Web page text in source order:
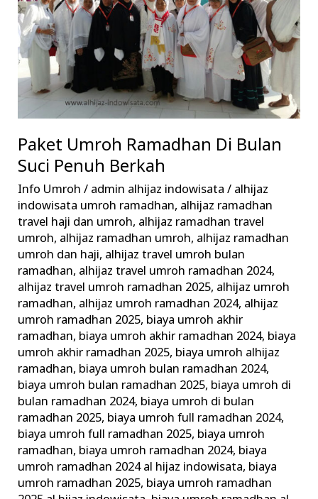
Paket Umroh Ramadhan Di Bulan
Suci Penuh Berkah
Info Umroh / admin alhijaz indowisata/ alhijaz
indowisata umroh ramadhan, alhijaz ramadhan
travel haji dan umroh, alhijaz ramadhan travel
umroh, alhijaz ramadhan umroh, alhijaz ramadhan
umroh dan haji, alhijaz travel umroh bulan
ramadhan, alhijaz travel umroh ramadhan 2024,
alhijaz travel umroh ramadhan 2025, alhijaz umroh
ramadhan, alhijaz umroh ramadhan 2024, alhijaz
umroh ramadhan 2025, biaya umroh akhir
ramadhan, biaya umroh akhir ramadhan 2024, biaya
umroh akhir ramadhan 2025, biaya umroh alhijaz
ramadhan, biaya umroh bulan ramadhan 2024,
biaya umroh bulan ramadhan 2025, biaya umroh di
bulan ramadhan 2024, biaya umroh di bulan
ramadhan 2025, biaya umroh full ramadhan 2024,
biaya umroh full ramadhan 2025, biaya umroh
ramadhan, biaya umroh ramadhan 2024, biaya
umroh ramadhan 2024 al hijaz indowisata, biaya
umroh ramadhan 2025, biaya umroh ramadhan
Suci
Penuh
Berkah